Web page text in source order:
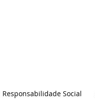
Responsabilidade Social